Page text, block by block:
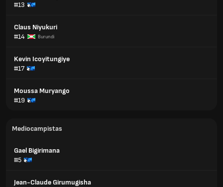
#13
Claus Niyukuri
#14
Burundi
Kevin Icoyitungiye
#17
Moussa Muryango
#19
Mediocampistas
Gael Bigirimana
#5
Jean-Claude Girumugisha